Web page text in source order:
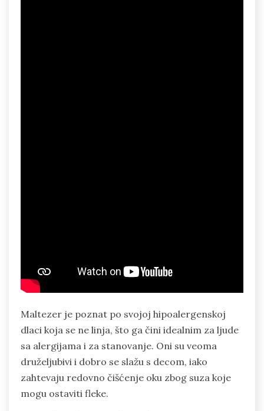
Maltezer je poznat po svojoj hipoalergenskoj
dlaci koja se ne linja, što ga čini idealnim za ljude
sa alergijama i za stanovanje. Oni su veoma
druželjubivi i dobro se slažu s decom, iako
zahtevaju redovno čišćenje oku zbog suza koje
mogu ostaviti fleke.